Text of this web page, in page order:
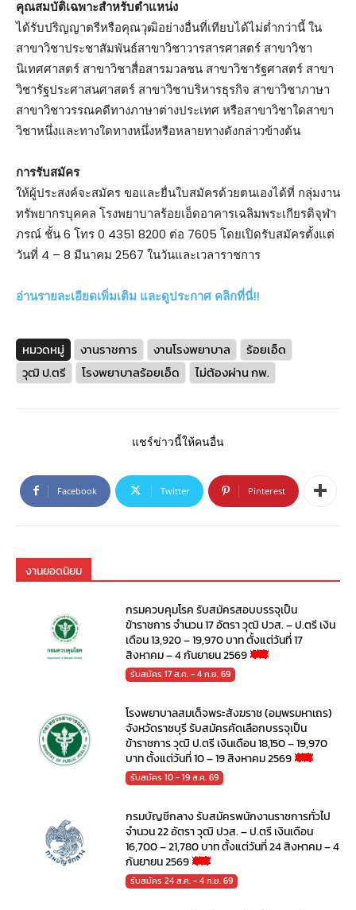
คุณสมบัติเฉพาะสำหรับตำแหน่ง
ได้รับปริญญาตรีหรือคุณวุฒิอย่างอื่นที่เทียบได้ไม่ต่ำกว่านี้ ใน
สาขาวิชาประชาสัมพันธ์สาขาวิชาวารสารศาสตร์ สาขาวิชา
นิเทศศาสตร์ สาขาวิชาสื่อสารมวลชน สาขาวิชารัฐศาสตร์ สาขา
วิชารัฐประศาสนศาสตร์ สาขาวิชาบริหารธุรกิจ สาขาวิชาภาษา
สาขาวิชาวรรณคดีทางภาษาต่างประเทศ หรือสาขาวิชาใดสาขา
วิชาหนึ่งและทางใดทางหนึ่งหรือหลายทางดังกล่าวข้างต้น
การรับสมัคร
ให้ผู้ประสงค์จะสมัคร ขอและยื่นใบสมัครด้วยตนเองได้ที่ กลุ่มงาน
ทรัพยากรบุคคล โรงพยาบาลร้อยเอ็ดอาคารเฉลิมพระเกียรติจุฬา
ภรณ์ ชั้น 6 โทร 0 4351 8200 ต่อ 7605 โดยเปิดรับสมัครตั้งแต่
วันที่ 4 – 8 มีนาคม 2567 ในวันและเวลาราชการ
อ่านรายละเอียดเพิ่มเติม และดูประกาศ คลิกที่นี่!!
หมวดหมู่ งานราชการ งานโรงพยาบาล
ร้อยเอ็ด
วุฒิ ป.ตรี
โรงพยาบาลร้อยเอ็ด ไม่ต้องผ่าน กพ.
แชร์ข่าวนี้ให้คนอื่น
Facebook Twitter Pinterest
งานยอดนิยม
กรมควบคุมโรค รับสมัครสอบบรรจุเป็น
ข้าราชการ จำนวน 17 อัตรา วุฒิ ปวส. – ป.ตรี เงิน
เดือน 13,920 – 19,970 บาท ตั้งแต่วันที่ 17
สิงหาคม – 4 กันยายน 2569
รับสมัคร 17 ส.ค. - 4 ก.ย. 69
โรงพยาบาลสมเด็จพระสังฆราช (อมฺพรมหาเถร)
จังหวัดราชบุรี รับสมัครคัดเลือกบรรจุเป็น
ข้าราชการ วุฒิ ป.ตรี เงินเดือน 18,150 – 19,970
บาท ตั้งแต่วันที่ 10 – 19 สิงหาคม 2569
รับสมัคร 10 - 19 ส.ค. 69
กรมบัญชีกลาง รับสมัครพนักงานราชการทั่วไป
จำนวน 22 อัตรา วุฒิ ปวส. – ป.ตรี เงินเดือน
16,700 – 21,780 บาท ตั้งแต่วันที่ 24 สิงหาคม – 4
กันยายน 2569
รับสมัคร 24 ส.ค. - 4 ก.ย. 69